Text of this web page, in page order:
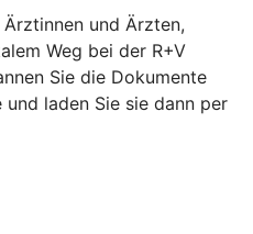
Ärztinnen und Ärzten,
Weg bei der R+V
Sie die Dokumente
laden Sie sie dann per